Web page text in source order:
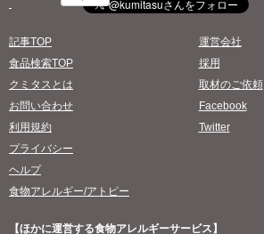
記事TOP
食品検索TOP
クミタスとは
お問い合わせ
利用規約
プライバシー
ヘルプ
食物アレルギー/アトピー
運営会社
採用
取材のご依頼
Facebook
Twitter
【ほかに運営する食物アレルギーサービス】